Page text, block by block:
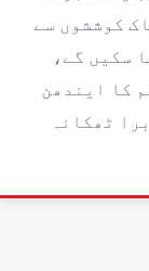
کوششوں سے
سکیں گے،
کا ایندھن
ٹھکانہ